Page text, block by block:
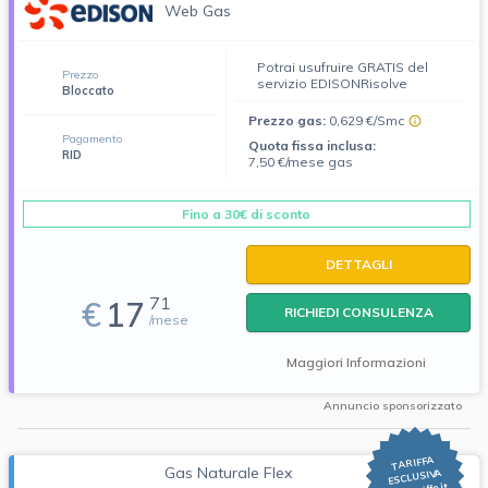
Web Gas
Prezzo
Bloccato
Pagamento
RID
Potrai usufruire GRATIS del
servizio EDISONRisolve
Prezzo gas: 0,629 €/Smc
Quota fissa inclusa:
7,50 €/mese gas
Fino a 30€ di sconto
€17 71
/mese
DETTAGLI
RICHIEDI CONSULENZA
Maggiori Informazioni
Annuncio sponsorizzato
Gas Naturale Flex
TARIFFA
ESCLUSIVA